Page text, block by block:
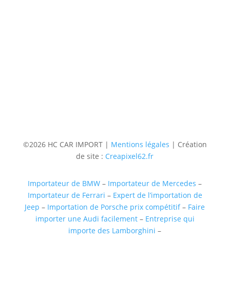
©2026 HC CAR IMPORT | Mentions légales | Création
de site : Creapixel62.fr
Importateur de BMW – Importateur de Mercedes –
Importateur de Ferrari – Expert de l’importation de
Jeep – Importation de Porsche prix compétitif– Faire
importer une Audi facilement– Entreprise qui
importe des Lamborghini –